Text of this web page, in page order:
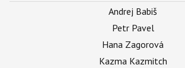
Andrej Babiš
Petr Pavel
Hana Zagorová
Kazma Kazmitch